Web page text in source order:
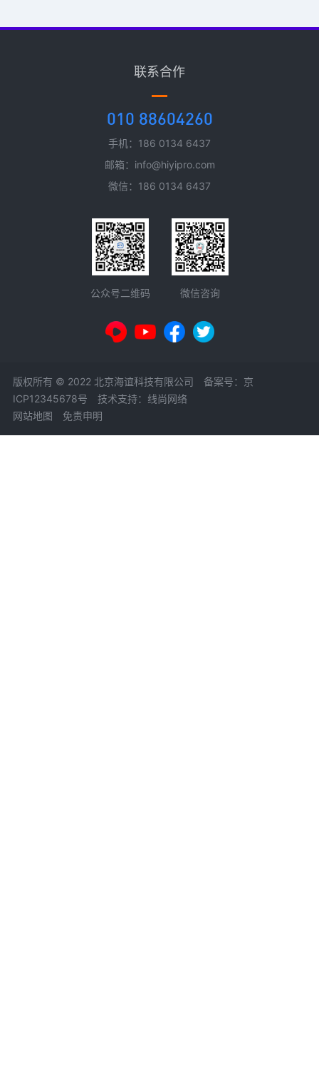
联系合作
010 88604260
手机：186 0134 6437
邮箱：info@hiyipro.com
微信：186 0134 6437
公众号二维码 微信咨询
版权所有 © 2022 北京海谊科技有限公司 备案号： 京
ICP12345678号
技术支持：线尚网络
网站地图
免责申明